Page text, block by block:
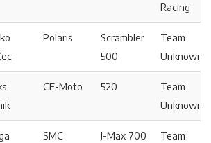
Racing
Polaris
Scrambler
500
Team
Unknown
CF-Moto 520
Team
Unknown
SMC J-Max 700
Team